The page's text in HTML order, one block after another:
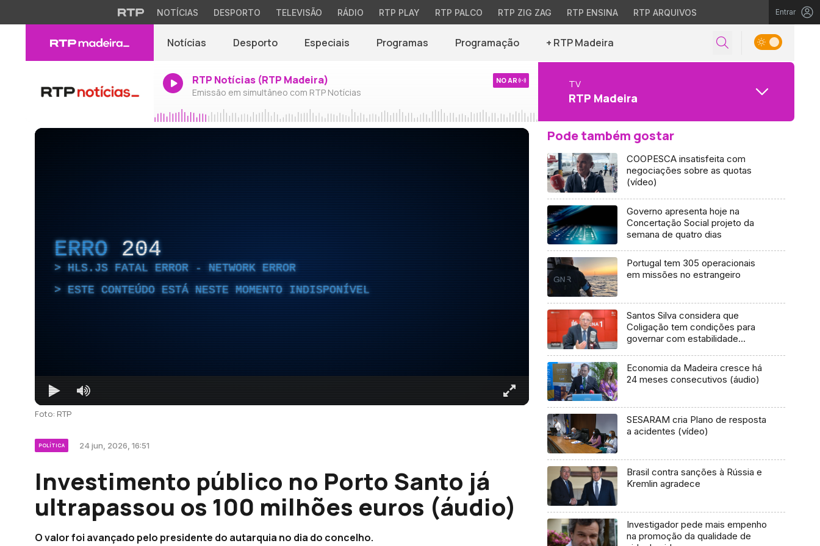
NOTÍCIAS DESPORTO TELEVISÃO RÁDIO RTP PLAY RTP PALCO RTP ZIG ZAG RTP ENSINA RTP ARQUIVOS Entrar
Notícias Desporto Especiais Programas Programação + RTP Madeira
RTP Notícias (RTP Madeira)
Emissão em simultâneo com RTP Notícias
NO AR TV
RTP Madeira
ERRO 204
HLS.JS FATAL ERROR - NETWORK ERROR
ESTE CONTEÚDO ESTÁ NESTE MOMENTO INDISPONÍVEL
Foto: RTP
POLÍTICA 24 jun, 2026, 16:51
Investimento público no Porto Santo já
ultrapassou os 100 milhões euros (áudio)
O valor foi avançado pelo presidente do autarquia no dia do concelho.
Pode também gostar
COOPESCA insatisfeita com
negociações sobre as quotas
(vídeo)
Governo apresenta hoje na
Concertação Social projeto da
semana de quatro dias
Portugal tem 305 operacionais
em missões no estrangeiro
Santos Silva considera que
Coligação tem condições para
governar com estabilidade
Economia da Madeira cresce há
24 meses consecutivos (áudio)
SESARAM cria Plano de resposta
a acidentes (vídeo)
Brasil contra sanções à Rússia e
Kremlin agradece
Investigador pede mais empenho
na promoção da qualidade de